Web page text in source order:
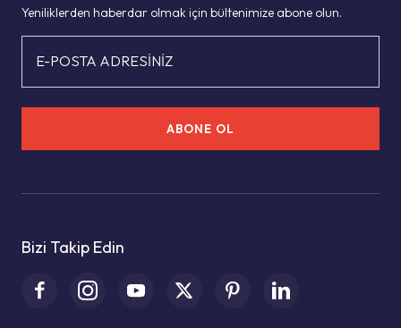
Yeniliklerden haberdar olmak için bültenimize abone olun.
E-POSTA ADRESİNİZ
ABONE OL
Bizi Takip Edin